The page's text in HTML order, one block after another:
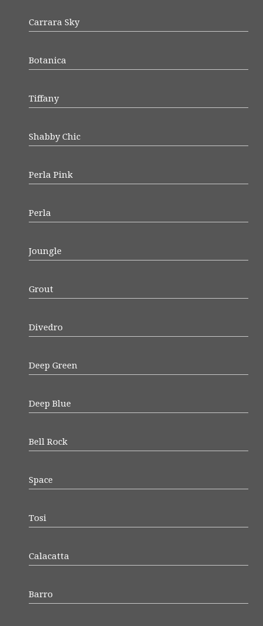
Carrara Sky
Botanica
Tiffany
Shabby Chic
Perla Pink
Perla
Joungle
Grout
Divedro
Deep Green
Deep Blue
Bell Rock
Space
Tosi
Calacatta
Barro